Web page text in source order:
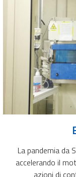
La pandemia da
accelerando il
azioni di